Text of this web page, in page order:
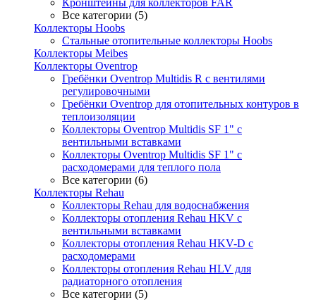
Кронштейны для коллекторов FAR
Все категории (5)
Коллекторы Hoobs
Стальные отопительные коллекторы Hoobs
Коллекторы Meibes
Коллекторы Oventrop
Гребёнки Oventrop Multidis R с вентилями
регулировочными
Гребёнки Oventrop для отопительных контуров в
теплоизоляции
Коллекторы Oventrop Multidis SF 1" с
вентильными вставками
Коллекторы Oventrop Multidis SF 1" с
расходомерами для теплого пола
Все категории (6)
Коллекторы Rehau
Коллекторы Rehau для водоснабжения
Коллекторы отопления Rehau HKV с
вентильными вставками
Коллекторы отопления Rehau HKV-D с
расходомерами
Коллекторы отопления Rehau HLV для
радиаторного отопления
Все категории (5)